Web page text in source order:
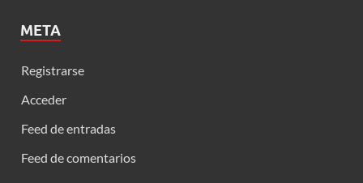
META
Registrarse
Acceder
Feed de entradas
Feed de comentarios